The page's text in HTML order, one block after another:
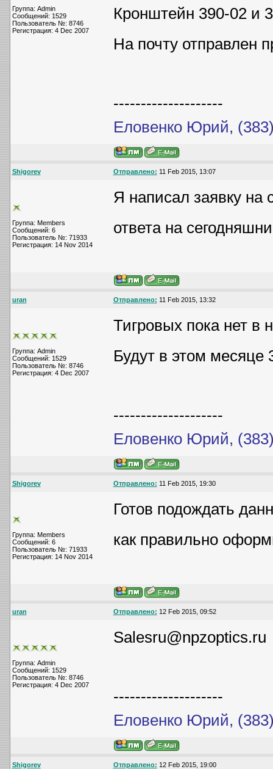
Группа: Admin
Сообщений: 1529
Пользователь №: 8746
Регистрация: 4 Dec 2007
Кронштейн 390-02 и
На почту отправлен
--------------------
Еловенко Юрий,
Shigorev Отправлено: 11 Feb 2015, 13:07
Группа: Members
Сообщений: 6
Пользователь №: 71933
Регистрация: 14 Nov 2014
Я написал заявку на
ответа на
uran Отправлено: 11 Feb 2015, 13:32
Группа: Admin
Сообщений: 1529
Пользователь №: 8746
Регистрация: 4 Dec 2007
Тигровых пока нет в
Будут в этом месяце
--------------------
Еловенко Юрий,
Shigorev Отправлено: 11 Feb 2015, 19:30
Группа: Members
Сообщений: 6
Пользователь №: 71933
Регистрация: 14 Nov 2014
Готов подождать
как правильно
uran Отправлено: 12 Feb 2015, 09:52
Группа: Admin
Сообщений: 1529
Пользователь №: 8746
Регистрация: 4 Dec 2007
Salesru@npzoptics.ru
--------------------
Еловенко Юрий,
Shigorev Отправлено: 12 Feb 2015, 19:00